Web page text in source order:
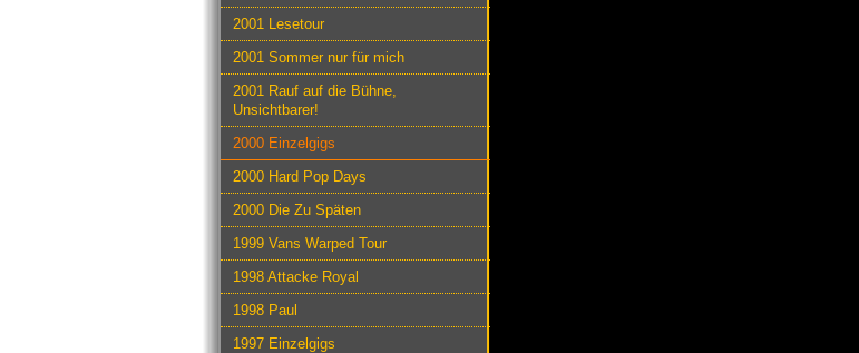
2001 Lesetour
2001 Sommer nur für mich
2001 Rauf auf die Bühne,
Unsichtbarer!
2000 Einzelgigs
2000 Hard Pop Days
2000 Die Zu Späten
1999 Vans Warped Tour
1998 Attacke Royal
1998 Paul
1997 Einzelgigs